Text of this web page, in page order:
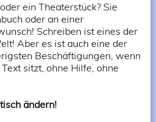
ein Theaterstück? Sie
oder an einer
Schreiben ist eines der
Aber es ist auch eine der
Beschäftigungen, wenn
sitzt, ohne Hilfe, ohne
ändern!